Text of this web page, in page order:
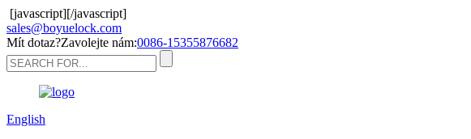
[javascript][/javascript]
sales@boyuelock.com
Mít dotaz?Zavolejte nám:0086-15355876682
English